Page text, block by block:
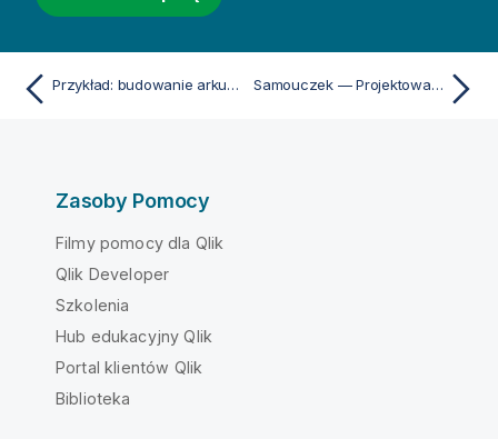
Przykład: budowanie arkusza Samouczek — Projektowanie arkuszy do raportów w formacie PowerPoint
Zasoby Pomocy
Filmy pomocy dla Qlik
Qlik Developer
Szkolenia
Hub edukacyjny Qlik
Portal klientów Qlik
Biblioteka